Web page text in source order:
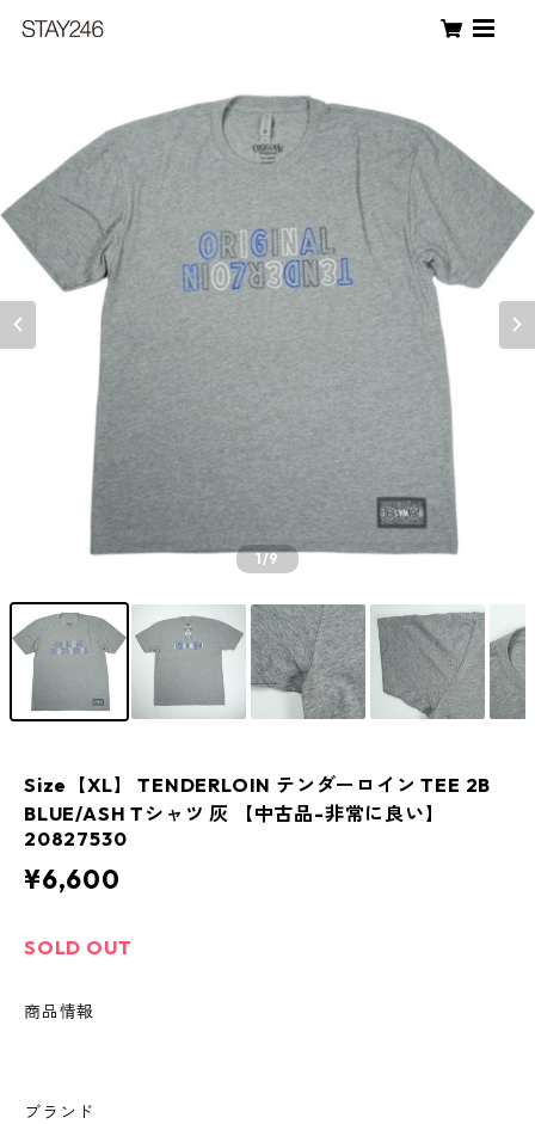
1/9
Size【XL】 TENDERLOIN テンダーロイン TEE 2B
BLUE/ASH Tシャツ 灰 【中古品-非常に良い】
20827530
¥6,600
SOLD OUT
商品情報
ブランド